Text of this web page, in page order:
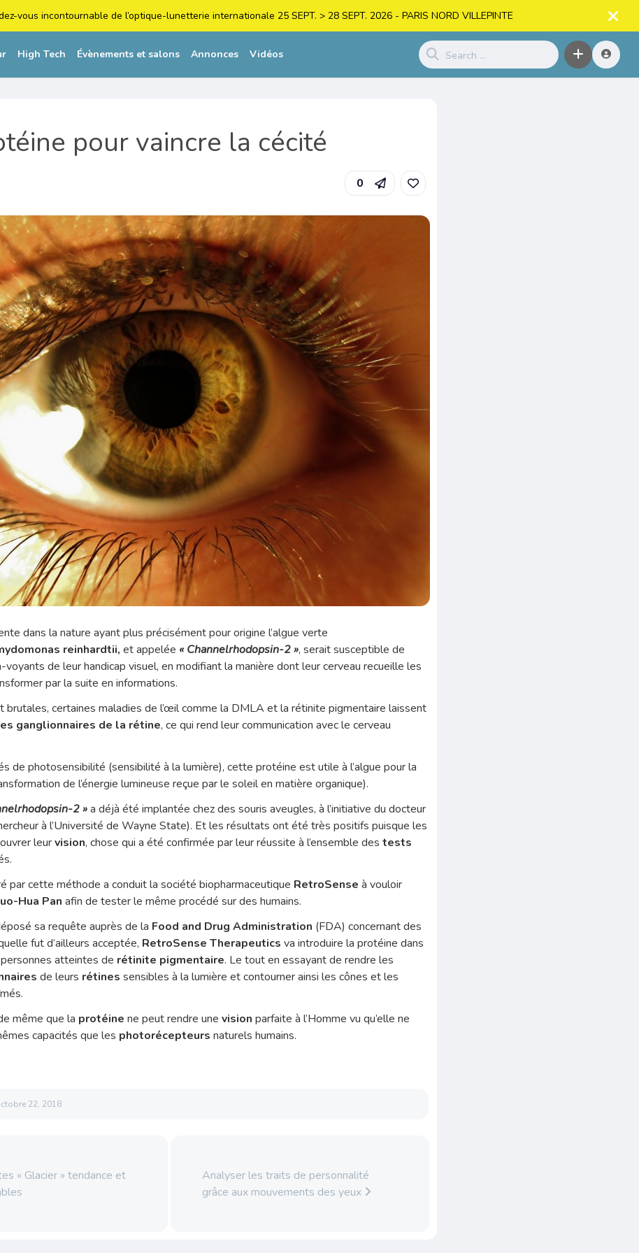
vous incontournable de l’optique-lunetterie internationale 25 SEPT. > 28 SEPT. 2026 - PARIS NORD VILLEPINTE
High Tech Évènements et salons Annonces Vidéos
pour vaincre la cécité
0
dans la nature ayant plus précisément pour origine l’algue verte
reinhardtii, et appelée « Channelrhodopsin-2 », serait susceptible de
voyants de leur handicap visuel, en modifiant la manière dont leur cerveau recueille les
par la suite en informations.
brutales, certaines maladies de l’œil comme la DMLA et la rétinite pigmentaire laissent
ganglionnaires de la rétine, ce qui rend leur communication avec le cerveau
de photosensibilité (sensibilité à la lumière), cette protéine est utile à l’algue pour la
de l’énergie lumineuse reçue par le soleil en matière organique).
2 »a déjà été implantée chez des souris aveugles, à l’initiative du docteur
à l’Université de Wayne State). Et les résultats ont été très positifs puisque les
leurvision, chose qui a été confirmée par leur réussite à l’ensemble destests
par cette méthode a conduit la société biopharmaceutique RetroSense à vouloir
Hua Pan afin de tester le même procédé sur des humains.
sa requête auprès de la Food and Drug Administration (FDA) concernant des
fut d’ailleurs acceptée, RetroSense Therapeutics va introduire la protéine dans
atteintes de rétinite pigmentaire. Le tout en essayant de rendre les
de leurs rétines sensibles à la lumière et contourner ainsi les cônes et les
même que la protéinene peut rendre unevision parfaite à l’Homme vu qu’elle ne
capacités que les photorécepteurs naturels humains.
22, 2018
« Glacier » tendance et
Analyser les traits de personnalité
grâce aux mouvements des yeux